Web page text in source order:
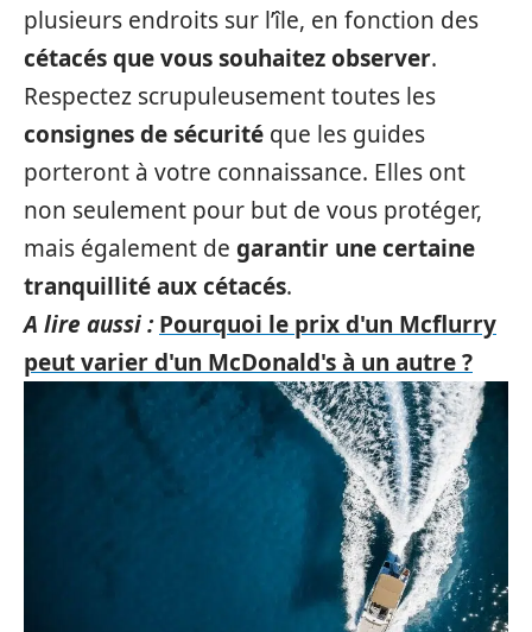
plusieurs endroits sur l’île, en fonction des
cétacés que vous souhaitez observer.
Respectez scrupuleusement toutes les
consignes de sécurité que les guides
porteront à votre connaissance. Elles ont
non seulement pour but de vous protéger,
mais également de garantir une certaine
tranquillité aux cétacés.
A lire aussi : Pourquoi le prix d'un Mcflurry
peut varier d'un McDonald's à un autre ?